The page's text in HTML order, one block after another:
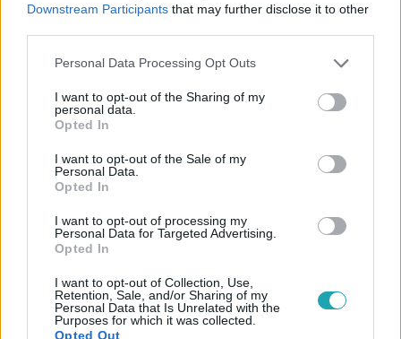
Downstream Participants that may further disclose it to other
Please note that this website/app uses one or more Google
not limited to your visit or usage behaviour. You may click to
grant or deny consent to Google and its third-party tags to
use your data for below specified purposes in below Google
consent section.
Personal Data Processing Opt Outs
I want to opt-out of the Sharing of my
personal data.
Opted In
I want to opt-out of the Sale of my
Personal Data.
Opted In
I want to opt-out of processing my
Personal Data for Targeted Advertising.
Opted In
I want to opt-out of Collection, Use,
Retention, Sale, and/or Sharing of my
Personal Data that Is Unrelated with the
Purposes for which it was collected.
Opted Out
2026. március 2. 19:00
segítségére
Molnár Áron különleges történetet osztott meg, hogyan
segített egy követője Veszprémben egy műszaki